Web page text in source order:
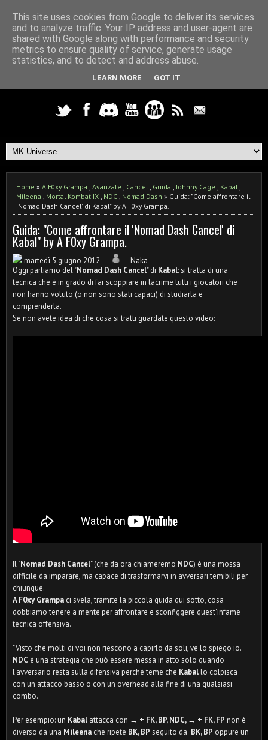
Home » A F0xy Grampa , Avanzate , Cancel, Guida ,Johnny Cage , Kabal,
Mileena , Mortal Kombat IX , NDC , Nomad Dash » Guida: "Come affrontare il
'Nomad Dash Cancel' di Kabal" by A F0xy Grampa.
Guida: "Come affrontare il 'Nomad Dash Cancel' di
Kabal" by A F0xy Grampa.
martedì 5 giugno 2012
Naka
Oggi parliamo del "Nomad Dash Cancel" di Kabal: si tratta di una
tecnica che è in grado di far scoppiare in lacrime tutti i giocatori che
non hanno voluto (o non sono stati capaci) di studiarla e
comprenderla.
Se non avete idea di che cosa si tratti guardate questo video:
Il "Nomad Dash Cancel" (che da ora chiameremo NDC) è una mossa
difficile da imparare, ma capace di trasformarvi in avversari temibili per
chiunque.
A F0xy Grampa ci svela, tramite la piccola guida qui sotto, cosa
dobbiamo tenere a mente per affrontare e sconfiggere quest'infame
tecnica offensiva.
"Visto che molti di voi non riescono a capirlo da soli, ve lo spiego io.
NDC è una strategia che può essere messa in atto solo quando
l'avversario resta sulla difensiva perchè teme che Kaballo colpisca
con un attacco basso o con un overhead alla fine di una qualsiasi
combo.
Per esempio: un Kabal attacca con → + FK, BP, NDC, → + FK, FP non è
diverso da una Mileena che ripete BK, BP seguito da BK, BP oppure un
This site uses cookies from Google to deliver its services
and to analyze traffic. Your IP address and user-agent are
shared with Google along with performance and security
metrics to ensure quality of service, generate usage
statistics, and to detect and address abuse.
LEARN MORE GOT IT